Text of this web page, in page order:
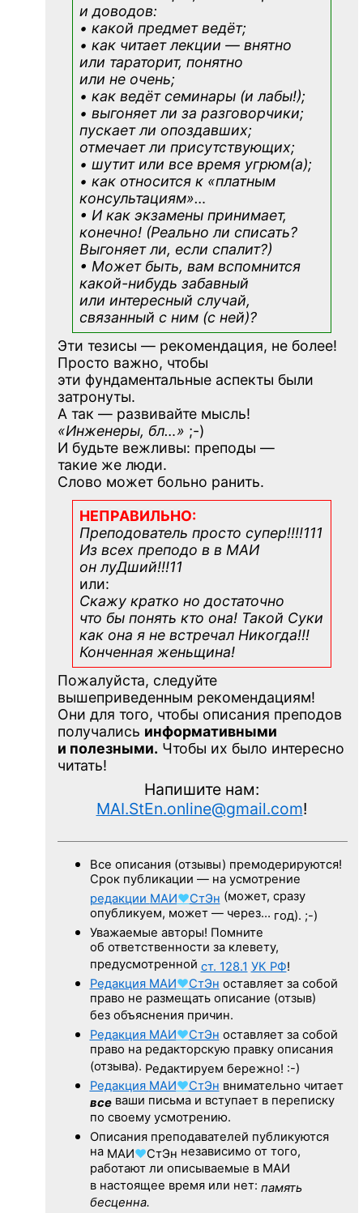
и доводов:
• какой предмет ведёт;
• как читает лекции — внятно
или тараторит, понятно
или не очень;
• как ведёт семинары (и лабы!);
• выгоняет ли за разговорчики;
пускает ли опоздавших;
отмечает ли присутствующих;
• шутит или все время угрюм(а);
• как относится к «платным
консультациям»…
• И как экзамены принимает,
конечно! (Реально ли списать?
Выгоняет ли, если спалит?)
• Может быть, вам вспомнится
какой-нибудь забавный
или интересный случай,
связанный с ним (с ней)?
Эти тезисы — рекомендация, не более!
Просто важно, чтобы
эти фундаментальные аспекты были
затронуты.
А так — развивайте мысль!
«Инженеры, бл…» ;-)
И будьте вежливы: преподы —
такие же люди.
Слово может больно ранить.
НЕПРАВИЛЬНО:
Преподователь просто супер!!!!111
Из всех преподо в в МАИ
он луДший!!!11
или:
Скажу кратко но достаточно
что бы понять кто она! Такой Суки
как она я не встречал Никогда!!!
Конченная женьщина!
Пожалуйста, следуйте
вышеприведенным рекомендациям!
Они для того, чтобы описания преподов
получались информативными
и полезными. Чтобы их было интересно
читать!
Напишите нам:
MAI.StEn.online@gmail.com!
Все описания (отзывы) премодерируются!
Срок публикации — на усмотрение
редакции МАИ♥СтЭн (может, сразу
опубликуем, может — через… год). ;-)
Уважаемые авторы! Помните
об ответственности за клевету,
предусмотренной ст. 128.1 УК РФ!
Редакция МАИ♥СтЭн оставляет за собой
право не размещать описание (отзыв)
без объяснения причин.
Редакция МАИ♥СтЭн оставляет за собой
право на редакторскую правку описания
(отзыва). Редактируем бережно! :-)
Редакция МАИ♥СтЭн внимательно читает
всеваши письма и вступает в переписку
по своему усмотрению.
Описания преподавателей публикуются
на МАИ♥СтЭн независимо от того,
работают ли описываемые в МАИ
в настоящее время или нет: память
бесценна.